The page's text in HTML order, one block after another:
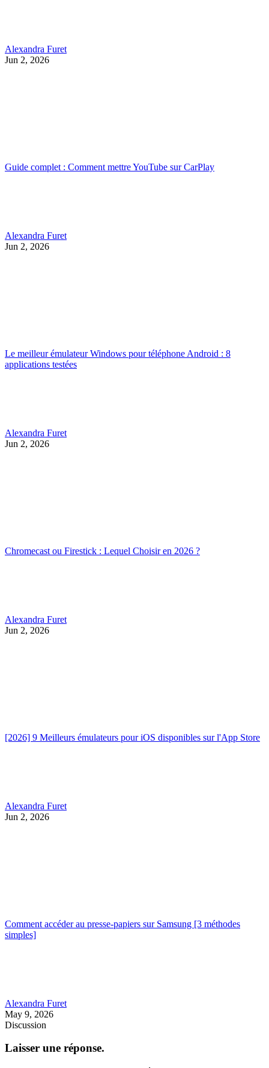
Alexandra Furet
Jun 2, 2026
Guide complet : Comment mettre YouTube sur CarPlay
Alexandra Furet
Jun 2, 2026
Le meilleur émulateur Windows pour téléphone Android : 8
applications testées
Alexandra Furet
Jun 2, 2026
Chromecast ou Firestick : Lequel Choisir en 2026 ?
Alexandra Furet
Jun 2, 2026
[2026] 9 Meilleurs émulateurs pour iOS disponibles sur l'App Store
Alexandra Furet
Jun 2, 2026
Comment accéder au presse-papiers sur Samsung [3 méthodes
simples]
Alexandra Furet
May 9, 2026
Discussion
Laisser une réponse.